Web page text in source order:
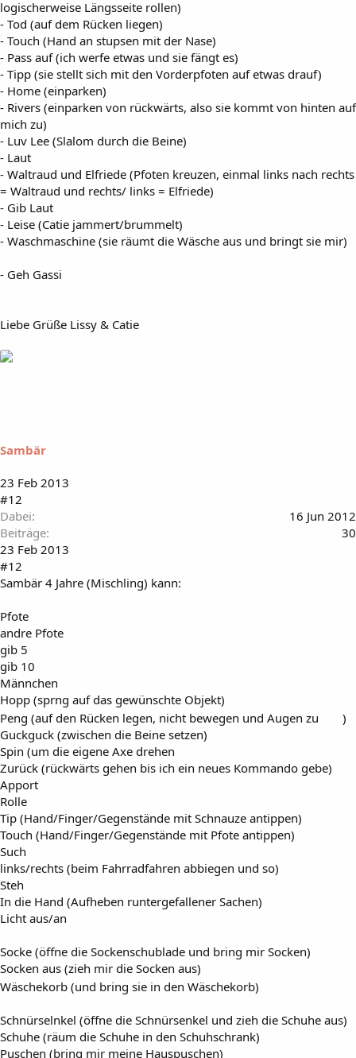
logischerweise Längsseite rollen)
- Tod (auf dem Rücken liegen)
- Touch (Hand an stupsen mit der Nase)
- Pass auf (ich werfe etwas und sie fängt es)
- Tipp (sie stellt sich mit den Vorderpfoten auf etwas drauf)
- Home (einparken)
- Rivers (einparken von rückwärts, also sie kommt von hinten auf
mich zu)
- Luv Lee (Slalom durch die Beine)
- Laut
- Waltraud und Elfriede (Pfoten kreuzen, einmal links nach rechts
= Waltraud und rechts/ links = Elfriede)
- Gib Laut
- Leise (Catie jammert/brummelt)
- Waschmaschine (sie räumt die Wäsche aus und bringt sie mir)
- Geh Gassi
Liebe Grüße Lissy & Catie
Sambär
23 Feb 2013
#12
Dabei
16 Jun 2012
Beiträge
30
23 Feb 2013
#12
Sambär 4 Jahre (Mischling) kann:
Pfote
andre Pfote
gib 5
gib 10
Männchen
Hopp (sprng auf das gewünschte Objekt)
Peng (auf den Rücken legen, nicht bewegen und Augen zu
)
Guckguck (zwischen die Beine setzen)
Spin (um die eigene Axe drehen
Zurück (rückwärts gehen bis ich ein neues Kommando gebe)
Apport
Rolle
Tip (Hand/Finger/Gegenstände mit Schnauze antippen)
Touch (Hand/Finger/Gegenstände mit Pfote antippen)
Such
links/rechts (beim Fahrradfahren abbiegen und so)
Steh
In die Hand (Aufheben runtergefallener Sachen)
Licht aus/an
Socke (öffne die Sockenschublade und bring mir Socken)
Socken aus (zieh mir die Socken aus)
Wäschekorb (und bring sie in den Wäschekorb)
Schnürselnkel (öffne die Schnürsenkel und zieh die Schuhe aus)
Schuhe (räum die Schuhe in den Schuhschrank)
Puschen (bring mir meine Hauspuschen)